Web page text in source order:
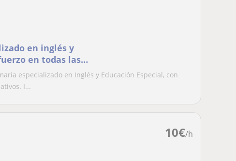
en inglés y
en todas las
especializado en Inglés y Educación Especial, con
I...
10€/h